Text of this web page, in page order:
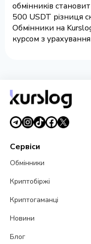
обмінників
500 USDT різниця
Обмінники на
курсом з
Сервіси
Обмінники
Криптобіржі
Криптогаманці
Новини
Блог